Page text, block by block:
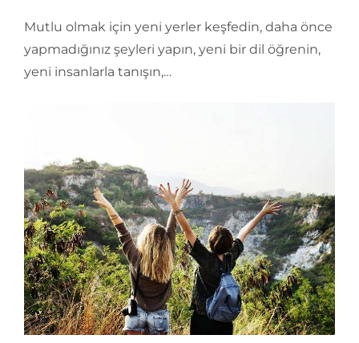
Mutlu olmak için yeni yerler keşfedin, daha önce
yapmadığınız şeyleri yapın, yeni bir dil öğrenin,
yeni insanlarla tanışın,…